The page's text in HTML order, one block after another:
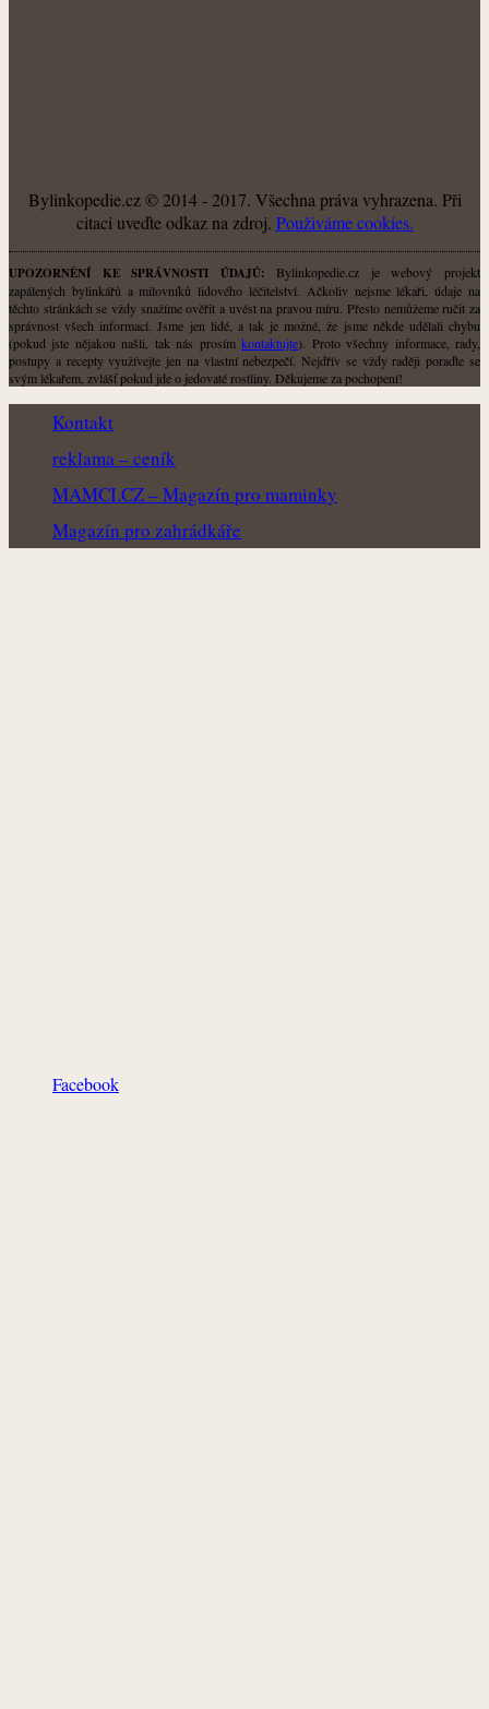
Bylinkopedie.cz © 2014 - 2017. Všechna práva vyhrazena. Při
citaci uveďte odkaz na zdroj. Použiváme cookies.
UPOZORNĚNÍ KE SPRÁVNOSTI ÚDAJŮ: Bylinkopedie.cz je webový projekt
zapálených bylinkářů a milovníků lidového léčitelství. Ačkoliv nejsme lékaři, údaje na
těchto stránkách se vždy snažíme ověřit a uvést na pravou míru. Přesto nemůžeme ručit za
správnost všech informací. Jsme jen lidé, a tak je možné, že jsme někde udělali chybu
(pokud jste nějakou našli, tak nás prosímkontaktujte). Proto všechny informace, rady,
postupy a recepty využívejte jen na vlastní nebezpečí. Nejdřív se vždy raději poraďte se
svým lékařem, zvlášť pokud jde o jedovaté rostliny. Děkujeme za pochopení!
Kontakt
reklama – ceník
MAMCI.CZ – Magazín pro maminky
Magazín pro zahrádkáře
Facebook